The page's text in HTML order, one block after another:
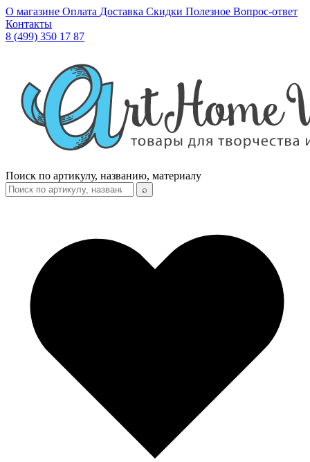
О магазине Оплата Доставка Скидки Полезное Вопрос-ответ
Контакты
8 (499) 350 17 87
Поиск по артикулу, названию, материалу
⌕